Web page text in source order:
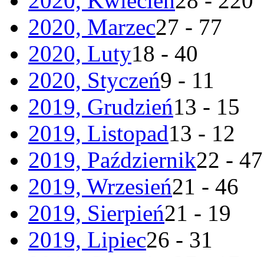
2020, Marzec27 - 77
2020, Luty18 - 40
2020, Styczeń9 - 11
2019, Grudzień13 - 15
2019, Listopad13 - 12
2019, Październik22 - 47
2019, Wrzesień21 - 46
2019, Sierpień21 - 19
2019, Lipiec26 - 31